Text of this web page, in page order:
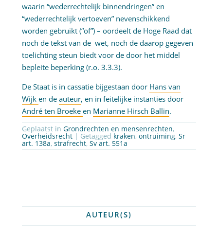
waarin “wederrechtelijk binnendringen” en
“wederrechtelijk vertoeven” nevenschikkend
worden gebruikt (“of”) – oordeelt de Hoge Raad dat
noch de tekst van de wet, noch de daarop gegeven
toelichting steun biedt voor de door het middel
bepleite beperking (r.o. 3.3.3).
De Staat is in cassatie bijgestaan door Hans van
Wijk en de auteur, en in feitelijke instanties door
André ten Broeke en Marianne Hirsch Ballin.
Geplaatst in Grondrechten en mensenrechten,
Overheidsrecht| Getagged kraken, ontruiming, Sr
art. 138a, strafrecht, Sv art. 551a
AUTEUR(S)